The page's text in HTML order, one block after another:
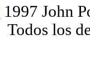
1997 John
Todos los